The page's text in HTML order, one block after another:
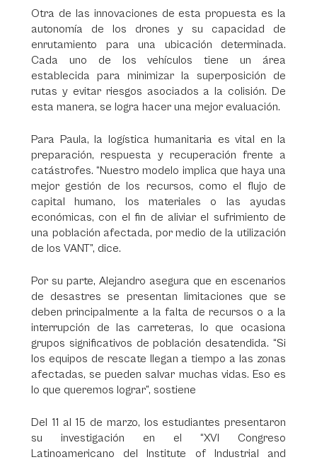
Otra de las innovaciones de esta propuesta es la
autonomía de los drones y su capacidad de
enrutamiento para una ubicación determinada.
Cada uno de los vehículos tiene un área
establecida para minimizar la superposición de
rutas y evitar riesgos asociados a la colisión. De
esta manera, se logra hacer una mejor evaluación.
Para Paula, la logística humanitaria es vital en la
preparación, respuesta y recuperación frente a
catástrofes. “Nuestro modelo implica que haya una
mejor gestión de los recursos, como el flujo de
capital humano, los materiales o las ayudas
económicas, con el fin de aliviar el sufrimiento de
una población afectada, por medio de la utilización
de los VANT”, dice.
Por su parte, Alejandro asegura que en escenarios
de desastres se presentan limitaciones que se
deben principalmente a la falta de recursos o a la
interrupción de las carreteras, lo que ocasiona
grupos significativos de población desatendida. “Si
los equipos de rescate llegan a tiempo a las zonas
afectadas, se pueden salvar muchas vidas. Eso es
lo que queremos lograr”, sostiene
Del 11 al 15 de marzo, los estudiantes presentaron
su investigación en el “XVI Congreso
Latinoamericano del Institute of Industrial and